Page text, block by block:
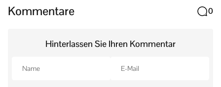
Kommentare 0
Hinterlassen Sie Ihren Kommentar